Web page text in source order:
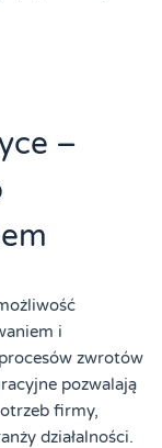
–
i
zwrotów
pozwalają
firmy,
działalności.